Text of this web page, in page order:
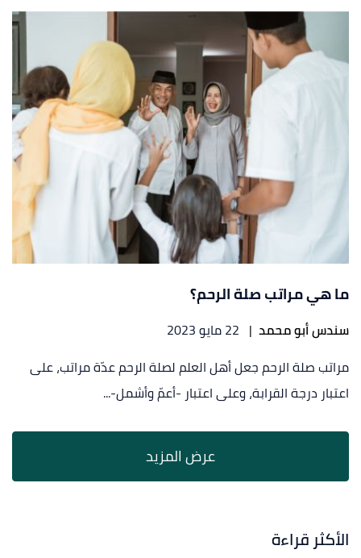
ما هي مراتب صلة الرحم؟
سندس أبو محمد | 22 مايو 2023
مراتب صلة الرحم جعل أهل العلم لصلة الرحم عدّة مراتب، على
اعتبار درجة القرابة، وعلى اعتبار -أعمّ وأشمل-...
الأكثر قراءة